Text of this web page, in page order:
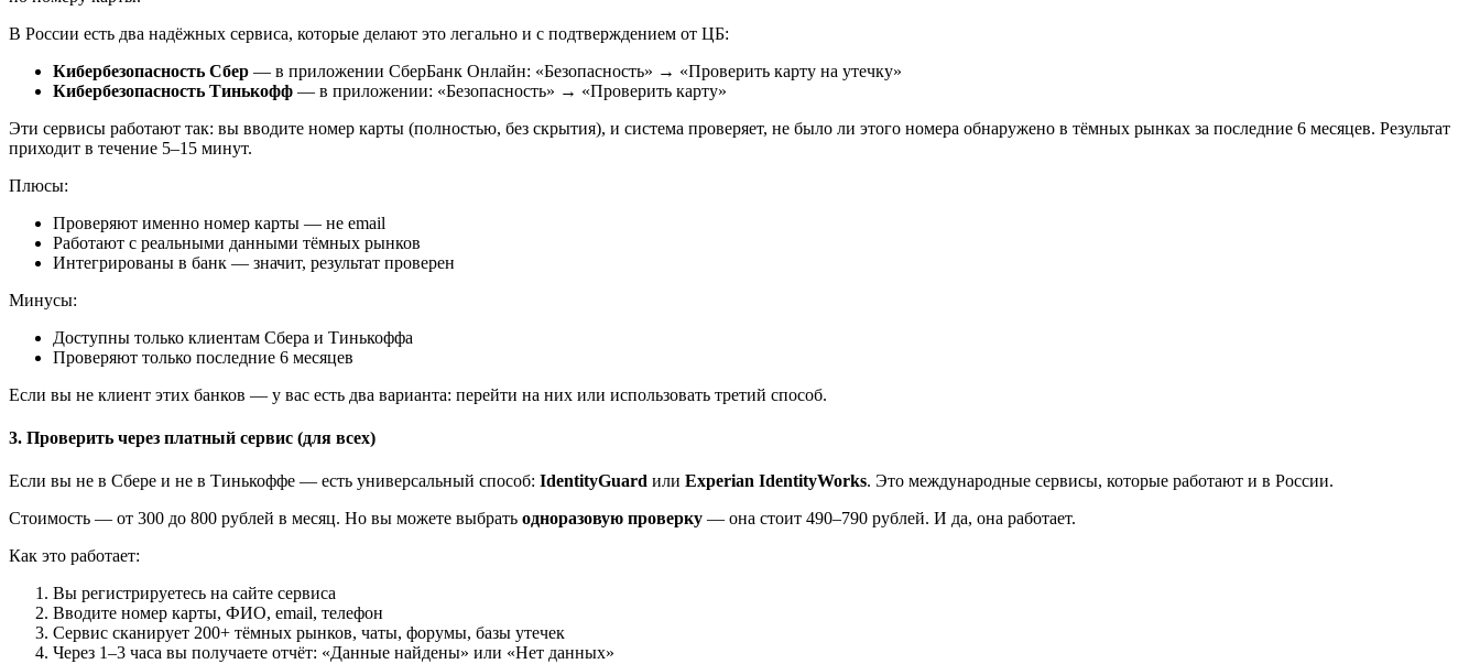
В России есть два надёжных сервиса, которые делают это легально и с подтверждением от ЦБ:
Кибербезопасность Сбер — в приложении СберБанк Онлайн: «Безопасность» → «Проверить карту на утечку»
Кибербезопасность Тинькофф — в приложении: «Безопасность» → «Проверить карту»
Эти сервисы работают так: вы вводите номер карты (полностью, без скрытия), и система проверяет, не было ли этого номера обнаружено в тёмных рынках за последние 6 месяцев. Результат
приходит в течение 5–15 минут.
Плюсы:
Проверяют именно номер карты — не email
Работают с реальными данными тёмных рынков
Интегрированы в банк — значит, результат проверен
Минусы:
Доступны только клиентам Сбера и Тинькоффа
Проверяют только последние 6 месяцев
Если вы не клиент этих банков — у вас есть два варианта: перейти на них или использовать третий способ.
3. Проверить через платный сервис (для всех)
Если вы не в Сбере и не в Тинькоффе — есть универсальный способ: IdentityGuard или Experian IdentityWorks. Это международные сервисы, которые работают и в России.
Стоимость — от 300 до 800 рублей в месяц. Но вы можете выбрать одноразовую проверку — она стоит 490–790 рублей. И да, она работает.
Как это работает:
Вы регистрируетесь на сайте сервиса
Вводите номер карты, ФИО, email, телефон
Сервис сканирует 200+ тёмных рынков, чаты, форумы, базы утечек
Через 1–3 часа вы получаете отчёт: «Данные найдены» или «Нет данных»